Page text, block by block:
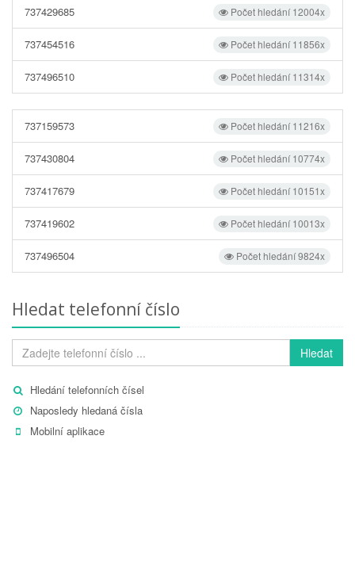
Počet hledání 12004x
737429685
Počet hledání 11856x
737454516
Počet hledání 11314x
737496510
Počet hledání 11216x
737159573
Počet hledání 10774x
737430804
Počet hledání 10151x
737417679
Počet hledání 10013x
737419602
Počet hledání 9824x
737496504
Hledat telefonní číslo
Hledat
Hledání telefonních čísel
Naposledy hledaná čísla
Mobilní aplikace